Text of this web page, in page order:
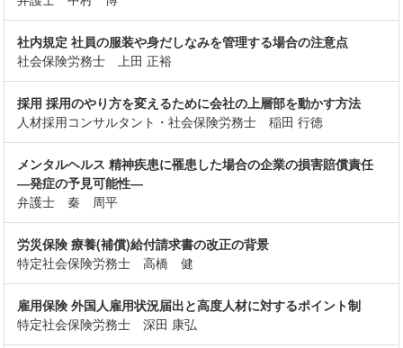
社内規定 社員の服装や身だしなみを管理する場合の注意点
社会保険労務士 上田 正裕
採用 採用のやり方を変えるために会社の上層部を動かす方法
人材採用コンサルタント・社会保険労務士 稲田 行徳
メンタルヘルス 精神疾患に罹患した場合の企業の損害賠償責任
―発症の予見可能性―
弁護士 秦 周平
労災保険 療養(補償)給付請求書の改正の背景
特定社会保険労務士 高橋 健
雇用保険 外国人雇用状況届出と高度人材に対するポイント制
特定社会保険労務士 深田 康弘